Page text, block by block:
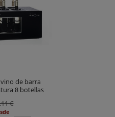
de barra
8 botellas
€